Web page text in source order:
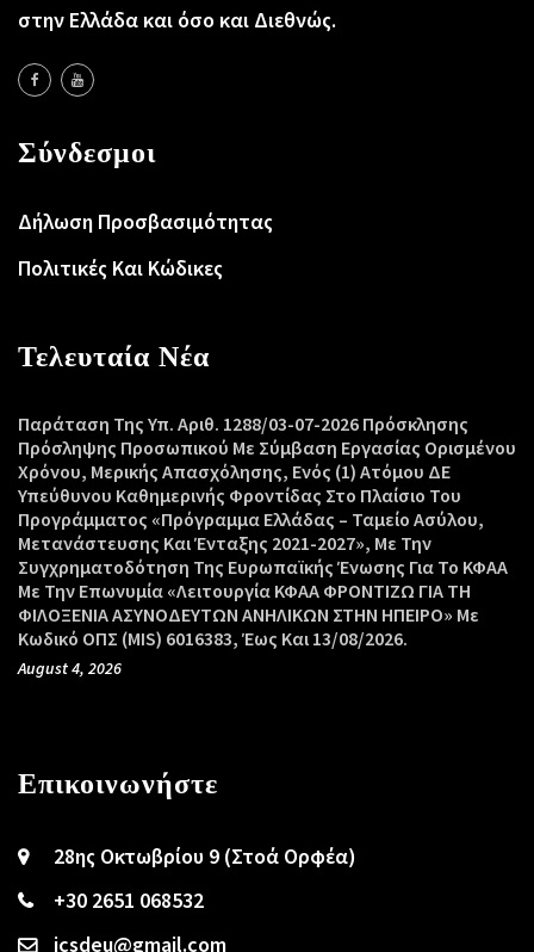
στην Ελλάδα και όσο και Διεθνώς.
Σύνδεσμοι
Δήλωση Προσβασιμότητας
Πολιτικές Και Κώδικες
Τελευταία Νέα
Παράταση Της Υπ. Αριθ. 1288/03-07-2026 Πρόσκλησης
Πρόσληψης Προσωπικού Με Σύμβαση Εργασίας Ορισμένου
Χρόνου, Μερικής Απασχόλησης, Ενός (1) Ατόμου ΔΕ
Υπεύθυνου Καθημερινής Φροντίδας Στο Πλαίσιο Του
Προγράμματος «Πρόγραμμα Ελλάδας – Ταμείο Ασύλου,
Μετανάστευσης Και Ένταξης 2021-2027», Με Την
Συγχρηματοδότηση Της Ευρωπαϊκής Ένωσης Για Το ΚΦΑΑ
Με Την Επωνυμία «Λειτουργία ΚΦΑΑ ΦΡΟΝΤΙΖΩ ΓΙΑ ΤΗ
ΦΙΛΟΞΕΝΙΑ ΑΣΥΝΟΔΕΥΤΩΝ ΑΝΗΛΙΚΩΝ ΣΤΗΝ ΗΠΕΙΡΟ» Με
Κωδικό ΟΠΣ (MIS) 6016383, Έως Και 13/08/2026.
August 4, 2026
Επικοινωνήστε
28ης Οκτωβρίου 9 (Στοά Ορφέα)
+30 2651 068532
icsdeu@gmail.com